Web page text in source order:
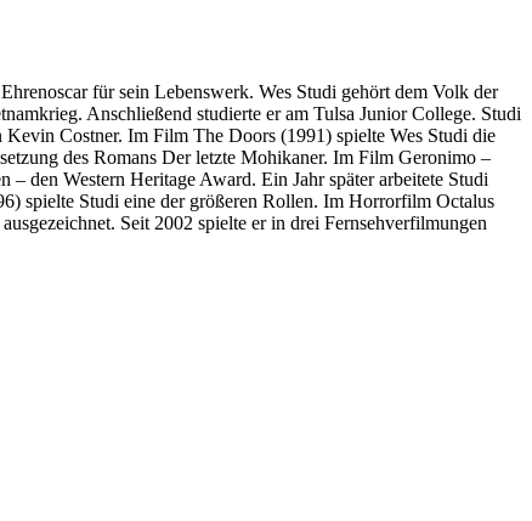
für sein Lebenswerk. Wes Studi gehört dem Volk der
Anschließend studierte er am Tulsa Junior College. Studi
Costner. Im Film The Doors (1991) spielte Wes Studi die
des Romans Der letzte Mohikaner. Im Film Geronimo –
den Western Heritage Award. Ein Jahr später arbeitete Studi
spielte Studi eine der größeren Rollen. Im Horrorfilm Octalus
Seit 2002 spielte er in drei Fernsehverfilmungen